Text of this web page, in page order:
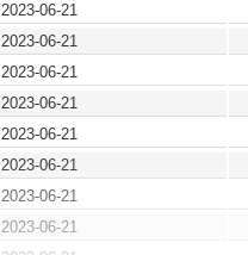
2023-06-21
2023-06-21
2023-06-21
2023-06-21
2023-06-21
2023-06-21
2023-06-21
2023-06-21